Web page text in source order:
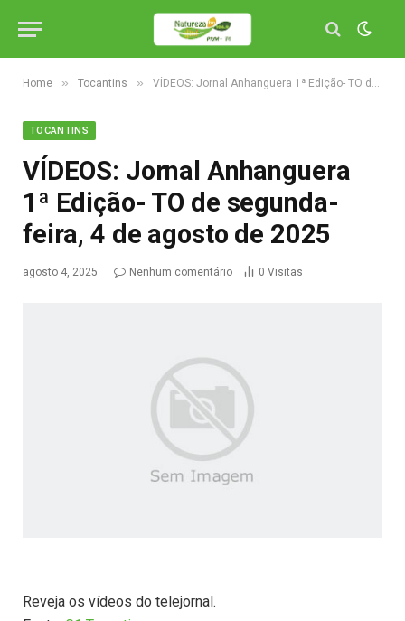
Home » Tocantins » VÍDEOS: Jornal Anhanguera 1ª Edição- TO de segunda-feira, 4 de agosto de 2025
TOCANTINS
VÍDEOS: Jornal Anhanguera
1ª Edição- TO de segunda-
feira, 4 de agosto de 2025
agosto 4, 2025 Nenhum comentário 0 Visitas
Reveja os vídeos do telejornal.